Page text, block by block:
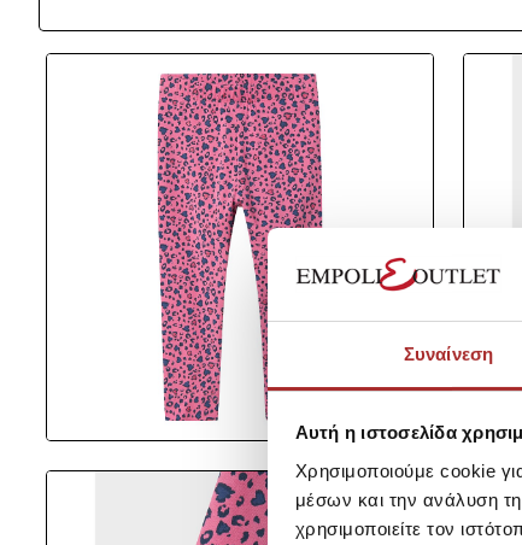
Συναίνεση
Αυτή η ιστοσελίδα
Χρησιμοποιούμε cookie
μέσων και την ανάλυση
χρησιμοποιείτε τον